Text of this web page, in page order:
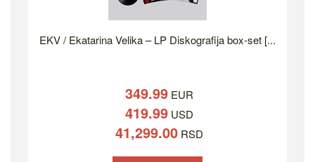
EKV / Ekatarina Velika – LP Diskografija box-set [...
349.99 EUR
419.99 USD
41,299.00 RSD